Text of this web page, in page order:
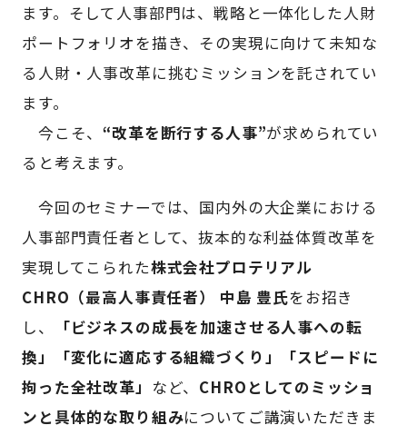
ます。そして人事部門は、戦略と一体化した人財
ポートフォリオを描き、その実現に向けて未知な
る人財・人事改革に挑むミッションを託されてい
ます。
今こそ、“改革を断行する人事”が求められてい
ると考えます。
今回のセミナーでは、国内外の大企業における
人事部門責任者として、抜本的な利益体質改革を
実現してこられた株式会社プロテリアル
CHRO（最高人事責任者） 中島 豊氏をお招き
し、
「ビジネスの成長を加速させる人事への転
換」「変化に適応する組織づくり」「スピードに
拘った全社改革」 など、 CHROとしてのミッショ
ンと具体的な取り組みについてご講演いただきま